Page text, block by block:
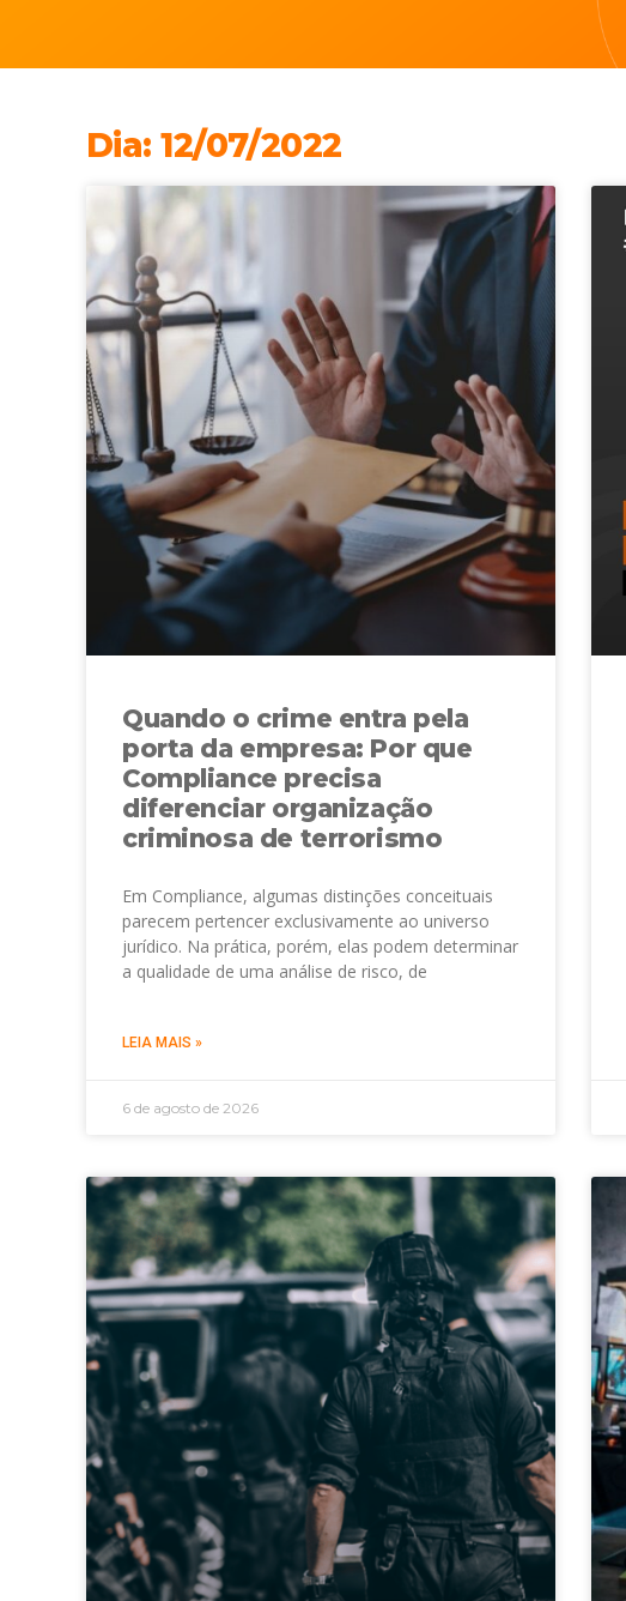
Dia: 12/07/2022
Quando o crime entra pela
porta da empresa: Por que
Compliance precisa
diferenciar organização
criminosa de terrorismo
Em Compliance, algumas distinções conceituais
parecem pertencer exclusivamente ao universo
jurídico. Na prática, porém, elas podem determinar
a qualidade de uma análise de risco, de
LEIA MAIS »
6 de agosto de 2026